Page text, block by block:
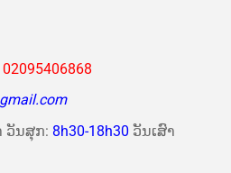
ວັນສຸກ: 8h30-18h30 ວັນເສົາ